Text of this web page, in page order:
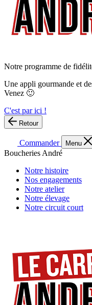
Notre programme de
Une appli gourmande et
Venez 🙂
C'est par ici !
Retour
Commander Menu
Boucheries André
Notre histoire
Nos engagements
Notre atelier
Notre élevage
Notre circuit court